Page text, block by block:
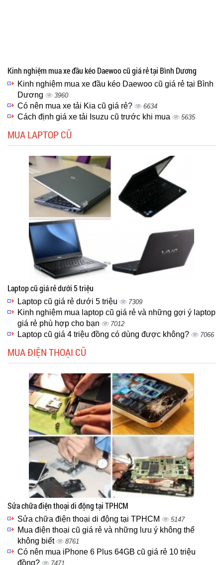
Kinh nghiệm mua xe đầu kéo Daewoo cũ giá rẻ tại Bình Dương
Kinh nghiệm mua xe đầu kéo Daewoo cũ giá rẻ tại Bình
Dương
3960
Có nên mua xe tải Kia cũ giá rẻ? 6634
Cách định giá xe tải Isuzu cũ trước khi mua 5635
MUA LAPTOP CŨ
Laptop cũ giá rẻ dưới 5 triệu
Laptop cũ giá rẻ dưới 5 triệu 7309
Kinh nghiệm mua laptop cũ giá rẻ và những gợi ý laptop
giá rẻ phù hợp cho bạn
7012
Laptop cũ giá 4 triệu đồng có dùng được không? 7066
MUA ĐIỆN THOẠI CŨ
Sửa chữa điện thoại di động tại TPHCM
Sửa chữa điện thoại di động tại TPHCM 5147
Mua điện thoại cũ giá rẻ và những lưu ý không thể
không biết
8761
Có nên mua iPhone 6 Plus 64GB cũ giá rẻ 10 triệu
đồng?
7471